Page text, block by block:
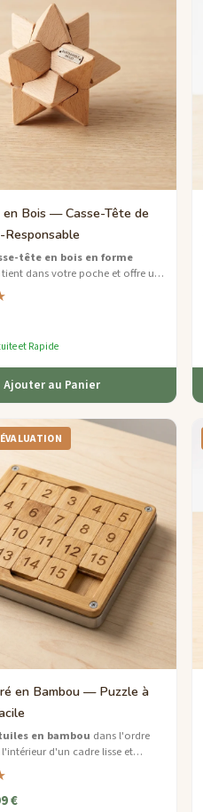
Bois — Casse-Tête de
Responsable
tête en bois en forme
dans votre poche et offre un
où que vous soyez.
et Rapide
Ajouter au Panier
en Bambou — Puzzle à
en bambou dans l'ordre
d'un cadre lisse et
un casse-tête classique réinventé
€